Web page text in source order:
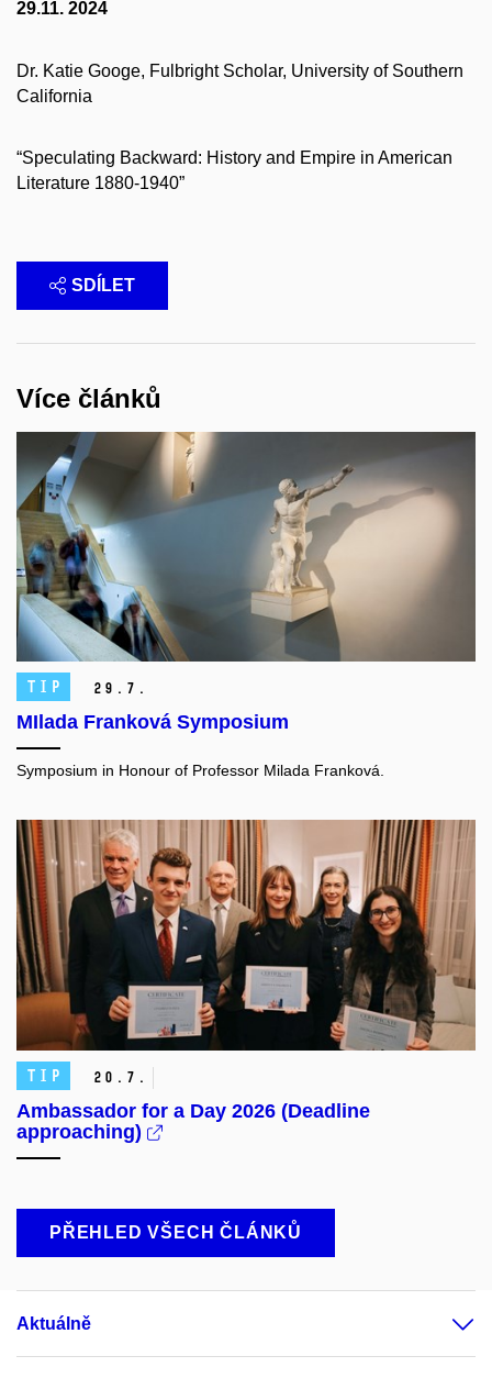
29.11. 2024
Dr. Katie Googe, Fulbright Scholar, University of Southern
California
“Speculating Backward: History and Empire in American
Literature 1880-1940”
SDÍLET
Více článků
TIP 29. 7.
MIlada Franková Symposium
Symposium in Honour of Professor Milada Franková.
TIP 20. 7.
Ambassador for a Day 2026 (Deadline
approaching)
PŘEHLED VŠECH ČLÁNKŮ
Aktuálně